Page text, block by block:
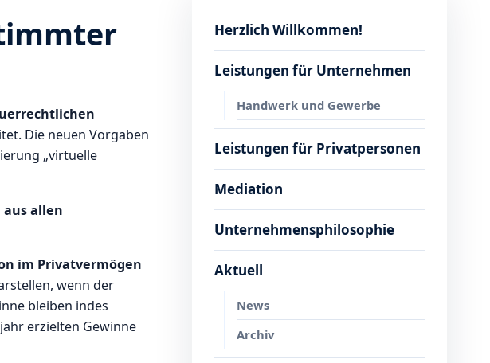
Die neuen Vorgaben
„virtuelle
allen
im Privatvermögen
wenn der
bleiben indes
erzielten Gewinne
Herzlich Willkommen!
Leistungen für Unternehmen
Handwerk und Gewerbe
Leistungen für Privatpersonen
Mediation
Unternehmensphilosophie
Aktuell
News
Archiv